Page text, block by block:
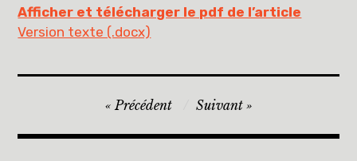
Afficher et télécharger le pdf de l’article
Version texte (.docx)
Navigation
de
Précédent Suivant